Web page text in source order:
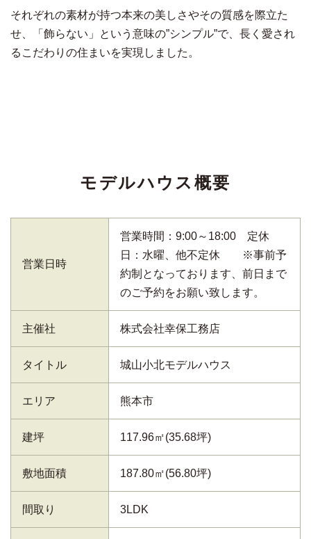
それぞれの素材が持つ本来の美しさやその質感を際立た
せ、「飾らない」という意味の”シンプル”で、長く愛され
るこだわりの住まいを実現しました。
モデルハウス概要
営業日時
営業時間：9:00～18:00 定休
日：水曜、他不定休 ※事前予
約制となっております、前日まで
のご予約をお願い致します。
主催社 株式会社幸保工務店
タイトル 城山小北モデルハウス
エリア 熊本市
建坪 117.96㎡(35.68坪)
敷地面積 187.80㎡(56.80坪)
間取り 3LDK